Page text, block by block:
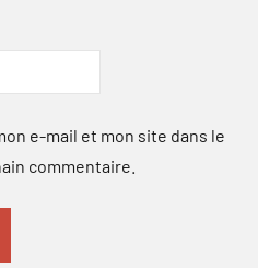
e-mail et mon site dans le
commentaire.